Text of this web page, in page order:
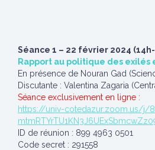
Séance 1 – 22 février 2024
Rapport au politique des exilés
En présence de Nouran Gad
Discutante : Valentina Zagaria
Séance exclusivement en ligne :
https://univ-cotedazur.zoom.us/j/
ID de réunion : 899 4963 0501
Code secret : 291558